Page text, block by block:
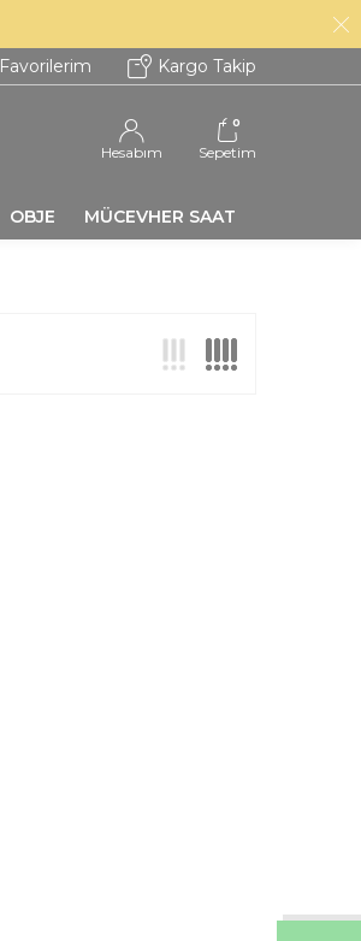
Favorilerim Kargo Takip
Hesabım
0
Sepetim
OBJE MÜCEVHER SAAT